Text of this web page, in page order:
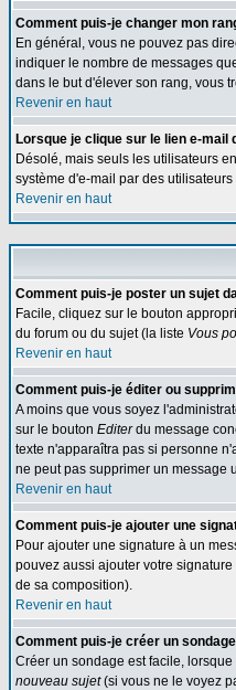
Comment puis-je changer mon
En général, vous ne pouvez pas
indiquer le nombre de messages
dans le but d'élever son rang, vous
Revenir en haut
Lorsque je clique sur le lien e-mail
Désolé, mais seuls les utilisateurs
système d'e-mail par des
Revenir en haut
Comment puis-je poster un sujet
Facile, cliquez sur le bouton
du forum ou du sujet (la liste Vous
Revenir en haut
Comment puis-je éditer ou
A moins que vous soyez
sur le bouton Editerdu message
texte n'apparaîtra pas si personne
ne peut pas supprimer un message
Revenir en haut
Comment puis-je ajouter une
Pour ajouter une signature à un
pouvez aussi ajouter votre
de sa composition).
Revenir en haut
Comment puis-je créer un
Créer un sondage est facile,
nouveau sujet(si vous ne le voyez